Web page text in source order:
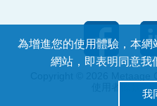
為增進您的使用體驗，本
網站，即表明同意我
我